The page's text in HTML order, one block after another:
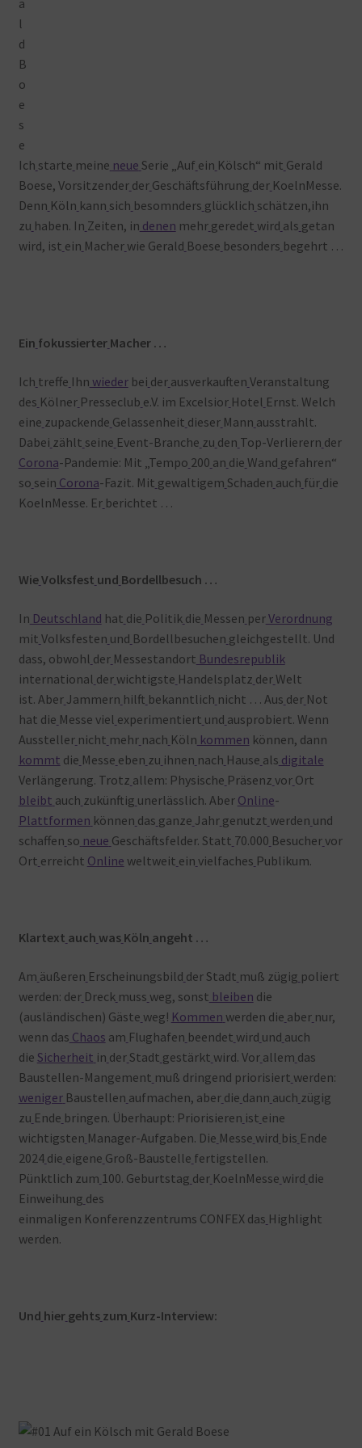
Ich starte meine neue Serie „Auf ein Kölsch“ mit Gerald
Boese, Vorsitzender der Geschäftsführung der KoelnMesse.
Denn Köln kann sich besomnders glücklich schätzen,ihn
zu haben. In Zeiten, in denen mehr geredet wird als getan
wird, ist ein Macher wie Gerald Boese besonders begehrt …
Ein fokussierter Macher …
Ich treffe Ihn wiederbei der ausverkauften Veranstaltung
des Kölner Presseclub e.V. im Excelsior Hotel Ernst. Welch
eine zupackende Gelassenheit dieser Mann ausstrahlt.
Dabei zählt seine Event-Branche zu den Top-Verlierern der
Corona-Pandemie: Mit „Tempo 200 an die Wand gefahren“
so sein Corona-Fazit. Mit gewaltigem Schaden auch für die
KoelnMesse. Er berichtet …
WieVolksfest und Bordellbesuch …
In Deutschland hat die Politik die Messen perVerordnung
mit Volksfesten und Bordellbesuchen gleichgestellt. Und
dass, obwohl der Messestandort Bundesrepublik
international der wichtigste Handelsplatz der Welt
ist. Aber Jammern hilft bekanntlich nicht … Aus der Not
hat die Messe viel experimentiert und ausprobiert. Wenn
Aussteller nicht mehr nach Köln kommen können, dann
kommt die Messe eben zu ihnen nach Hause als digitale
Verlängerung. Trotz allem: Physische Präsenz vor Ort
bleibt auch zukünftig unerlässlich. Aber Online-
Plattformen können das ganze Jahr genutzt werden und
schaffen so neue Geschäftsfelder. Statt 70.000 Besuchervor
Ort erreicht Online weltweit ein vielfaches Publikum.
Klartext auch was Köln angeht …
Am äußeren Erscheinungsbild der Stadt muß zügig poliert
werden: der Dreck muss weg, sonst bleiben die
(ausländischen) Gäste weg! Kommen werden die aber nur,
wenn das Chaos am Flughafen beendet wird und auch
die Sicherheit in der Stadt gestärkt wird. Vor allem das
Baustellen-Mangement muß dringend priorisiert werden:
weniger Baustellen aufmachen, aber die dann auch zügig
zu Ende bringen. Überhaupt: Priorisieren ist eine
wichtigsten Manager-Aufgaben. Die Messe wird bis Ende
2024 die eigene Groß-Baustelle fertigstellen.
Pünktlich zum 100. Geburtstag der KoelnMesse wird die
Einweihung des
einmaligen Konferenzzentrums CONFEX das Highlight
werden.
Und hier gehts zum Kurz-Interview: